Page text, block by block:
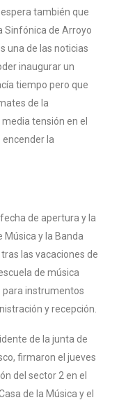
también que
Sinfónica de Arroyo
una de las noticias
inaugurar un
tiempo pero que
de la
tensión en el
la
de apertura y la
Música y la Banda
las vacaciones de
de música
para instrumentos
y recepción.
de la junta de
firmaron el jueves
del sector 2 en el
de la Música y el